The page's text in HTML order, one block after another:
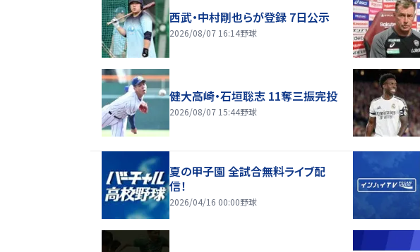
西武・中村剛也らが登録 7日公示
2026/08/07 16:14野球
健大高崎・石垣聡志 11奪三振完投
2026/08/07 15:44野球
夏の甲子園 全試合無料ライブ配
信！
2026/04/16 00:00野球